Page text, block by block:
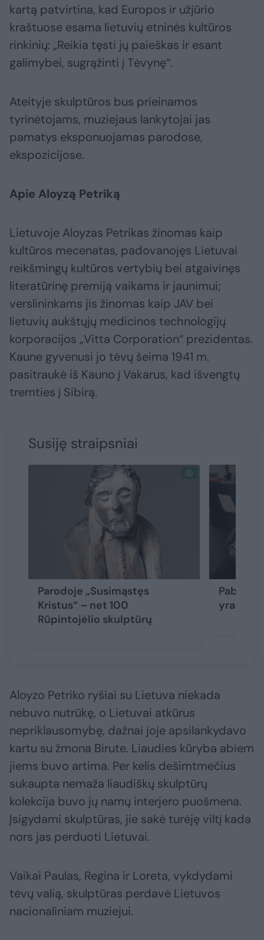
kartą patvirtina, kad Europos ir užjūrio
kraštuose esama lietuvių etninės kultūros
rinkinių: „Reikia tęsti jų paieškas ir esant
galimybei, sugrąžinti į Tėvynę“.
Ateityje skulptūros bus prieinamos
tyrinėtojams, muziejaus lankytojai jas
pamatys eksponuojamas parodose,
ekspozicijose.
Apie Aloyzą Petriką
Lietuvoje Aloyzas Petrikas žinomas kaip
kultūros mecenatas, padovanojęs Lietuvai
reikšmingų kultūros vertybių bei atgaivinęs
literatūrinę premiją vaikams ir jaunimui;
verslininkams jis žinomas kaip JAV bei
lietuvių aukštųjų medicinos technologijų
korporacijos „Vitta Corporation“ prezidentas.
Kaune gyvenusi jo tėvų šeima 1941 m.
pasitraukė iš Kauno į Vakarus, kad išvengtų
tremties į Sibirą.
Susiję straipsniai
Parodoje „Susimąstęs
Kristus“ – net 100
Rūpintojėlio skulptūrų
yra tas
Aloyzo Petriko ryšiai su Lietuva niekada
nebuvo nutrūkę, o Lietuvai atkūrus
nepriklausomybę, dažnai joje apsilankydavo
kartu su žmona Birute. Liaudies kūryba abiem
jiems buvo artima. Per kelis dešimtmečius
sukaupta nemaža liaudiškų skulptūrų
kolekcija buvo jų namų interjero puošmena.
Įsigydami skulptūras, jie sakė turėję viltį kada
nors jas perduoti Lietuvai.
Vaikai Paulas, Regina ir Loreta, vykdydami
tėvų valią, skulptūras perdavė Lietuvos
nacionaliniam muziejui.